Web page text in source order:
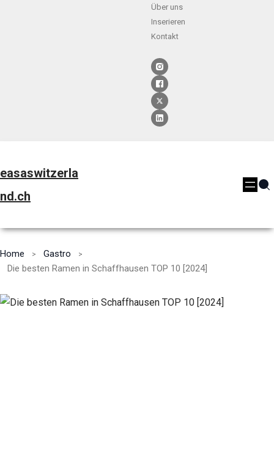
Über uns
Inserieren
Kontakt
easaswitzerla
nd.ch
Home
Gastro
Die besten Ramen in Schaffhausen TOP 10 [2024]